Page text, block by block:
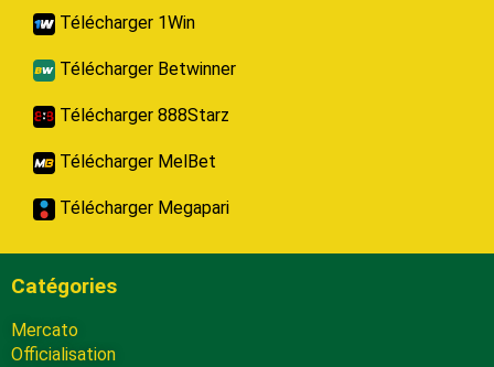
Télécharger 1Win
Télécharger Betwinner
Télécharger 888Starz
Télécharger MelBet
Télécharger Megapari
Catégories
Mercato
Officialisation